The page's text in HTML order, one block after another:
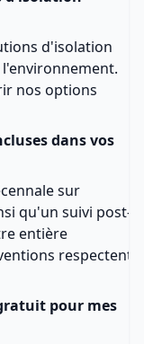
d'isolation
nos options
dans vos
sur
qu'un suivi post-
entière
respectent
pour mes